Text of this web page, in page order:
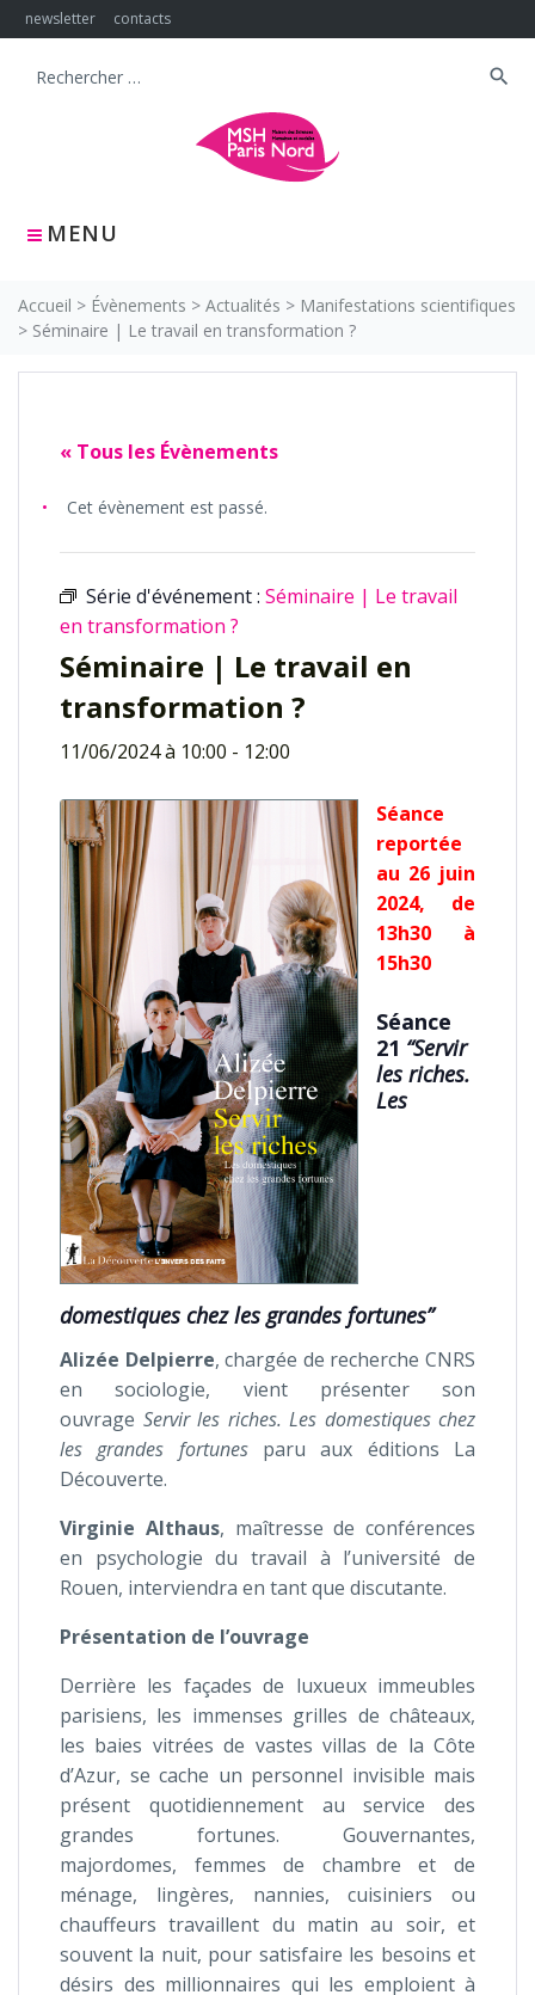
Skip
to
newsletter contacts
MENU
Search
search
Accueil > Évènements > Actualités > Manifestations scientifiques
> Séminaire | Le travail en transformation ?
« Tous les Évènements
Cet évènement est passé.
Série d'événement : Séminaire | Le travail
en transformation ?
Séminaire | Le travail en
transformation ?
11/06/2024 à 10:00 - 12:00
Séance
reportée
au 26 juin
2024, de
13h30 à
15h30
Séance
21 “Servir
les riches.
Les
domestiques chez les grandes fortunes”
Alizée Delpierre, chargée de recherche CNRS
en sociologie, vient présenter son
ouvrage Servir les riches. Les domestiques chez
les grandes fortunesparu aux éditions La
Découverte.
Virginie Althaus, maîtresse de conférences
en psychologie du travail à l’université de
Rouen, interviendra en tant que discutante.
Présentation de l’ouvrage
Derrière les façades de luxueux immeubles
parisiens, les immenses grilles de châteaux,
les baies vitrées de vastes villas de la Côte
d’Azur, se cache un personnel invisible mais
présent quotidiennement au service des
grandes fortunes. Gouvernantes,
majordomes, femmes de chambre et de
ménage, lingères, nannies, cuisiniers ou
chauffeurs travaillent du matin au soir, et
souvent la nuit, pour satisfaire les besoins et
désirs des millionnaires qui les emploient à